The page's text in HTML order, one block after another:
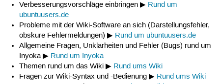
Verbesserungsvorschläge einbringen ▶ Rund um
ubuntuusers.de
Probleme mit der Wiki-Software an sich (Darstellungsfehler,
obskure Fehlermeldungen) ▶ Rund um ubuntuusers.de
Allgemeine Fragen, Unklarheiten und Fehler (Bugs) rund um
Inyoka ▶ Rund um Inyoka
Themen rund um das Wiki ▶ Rund ums Wiki
Fragen zur Wiki-Syntax und -Bedienung ▶ Rund ums Wiki